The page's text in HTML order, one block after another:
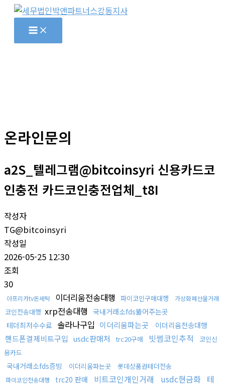
온라인문의
a2S_텔레그램@bitcoinsyri 신용카드코
인충전 카드코인충전업체_t8I
작성자
TG@bitcoinsyri
작성일
2026-05-25 12:30
조회
30
아프리카tv돈세탁 이더리움전송대행 파이코인구매대행 가상화폐선물거래
코인전송대행 xrp전송대행 국내거래소fds뚫어주는곳
테더최저수수료 솔라나구입 이더리움파는곳 이더리움전송대행
핸드폰결제비트구입 usdc판매처 trc20구매 빗썸코인추적
코인신
용카드
국내거래소fds증빙 이더리움파는곳 롯데상품권테더전송
파이코인전송대행 trc20 판매 비트코인개인거래 usdc현금화 테